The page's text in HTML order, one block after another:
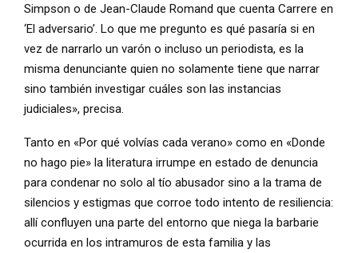
Simpson o de Jean-Claude Romand que cuenta Carrere en
‘El adversario’. Lo que me pregunto es qué pasaría si en
vez de narrarlo un varón o incluso un periodista, es la
misma denunciante quien no solamente tiene que narrar
sino también investigar cuáles son las instancias
judiciales», precisa.
Tanto en «Por qué volvías cada verano» como en «Donde
no hago pie» la literatura irrumpe en estado de denuncia
para condenar no solo al tío abusador sino a la trama de
silencios y estigmas que corroe todo intento de resiliencia:
allí confluyen una parte del entorno que niega la barbarie
ocurrida en los intramuros de esta familia y las